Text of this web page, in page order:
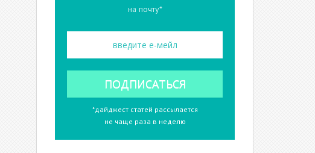
на почту*
*дайджест статей рассылается
не чаще раза в неделю